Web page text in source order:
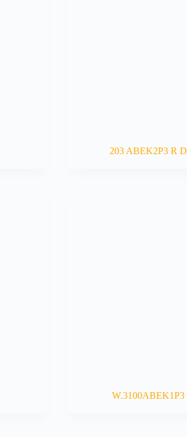
203 ABEK2P3 R D
W.3100ABEK1P3